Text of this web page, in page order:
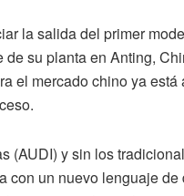
la salida del primer
de su planta en Anting,
el mercado chino ya
(AUDI) y sin los
con un nuevo lenguaje